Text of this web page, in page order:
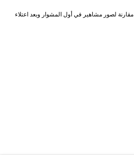
19 مقارنة لصور مشاهير في أول المشوار وبعد اعتلاء